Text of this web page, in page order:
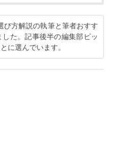
方解説の執筆と筆者おすす
た。記事後半の編集部ピッ
に選んでいます。